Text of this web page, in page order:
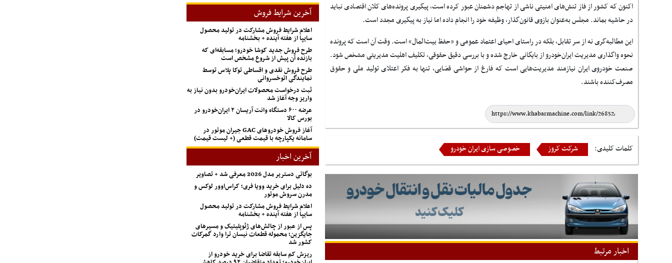
اکنون که کشور از فاز تنش‌های امنیتی ناشی از تهاجم دشمنان عبور کرده است، پیگیری پرونده‌های کلان اقتصادی نباید
در حاشیه بماند. مجلس به‌عنوان بازوی قانون‌گذار، وظیفه خود را انجام داده اما نیاز به پیگیری مجدد است.
این مطالبه‌گری نه از سر تقابل، بلکه در راستای احیای اعتماد عمومی و «حفظ بیت‌المال» است. وقت آن است که پرونده
نحوه واگذاری مدیریت ایران‌خودرو از بایگانی خارج شده و با بررسی دقیق حقوقی، تکلیف اهلیت‌ مدیریتی مشخص شود.
صنعت خودروی ایران نیازمند مدیریت‌هایی است که فارغ از حواشی قضایی، تنها به فکر اعتلای تولید ملی و حقوق
مصرف‌کننده باشند.
کلمات کلیدی: شرکت کروز خصوصی سازی ایران خودرو
اخبار مرتبط
آخرین شرایط فروش
اعلام شرایط فروش مشارکت در تولید محصول
سایپا از هفته آینده + بخشنامه
طرح فروش جدید کوشا خودرو؛ مسابقه‌ای که
بازنده آن پیش از شروع مشخص است
طرح فروش نقدی و اقساطی توکا پلاس توسط
نمایندگی اتوخسروانی
ثبت درخواست محصولات ایران‌خودرو بدون نیاز به
واریز وجه آغاز شد
عرضه ۶۰۰ دستگاه وانت آریسان ۲ ایران‌خودرو در
بورس کالا
آغاز فروش خودروهای GAC جیران موتور در
سامانه یکپارچه با قیمت قطعی (+ لیست قیمت)
آخرین اخبار
بوگاتی دستریر مدل 2026 معرفی شد + تصاویر
ده دلیل برای خرید وویا فری؛ کراس‌اوور لوکس و
مدرن سروش موتور
اعلام شرایط فروش مشارکت در تولید محصول
سایپا از هفته آینده + بخشنامه
پس از عبور از چالش‌های ژئوپلیتیک و مسیرهای
جایگزین؛ محموله قطعات نیسان ترا وارد گمرکات
کشور شد
ریزش کم‌ سابقه تقاضا برای خرید خودرو از